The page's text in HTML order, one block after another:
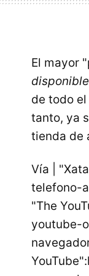
El mayor
de todo
tanto, ya
tienda de
Vía |
telefono-
"The
youtube-